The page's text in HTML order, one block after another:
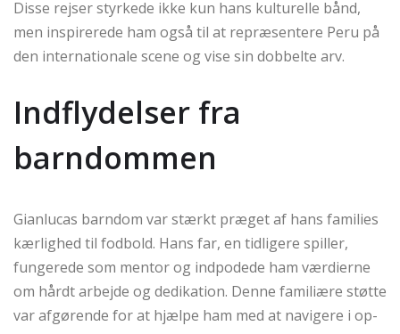
Disse rejser styrkede ikke kun hans kulturelle bånd,
men inspirerede ham også til at repræsentere Peru på
den internationale scene og vise sin dobbelte arv.
Indflydelser fra
barndommen
Gianlucas barndom var stærkt præget af hans families
kærlighed til fodbold. Hans far, en tidligere spiller,
fungerede som mentor og indpodede ham værdierne
om hårdt arbejde og dedikation. Denne familiære støtte
var afgørende for at hjælpe ham med at navigere i op-